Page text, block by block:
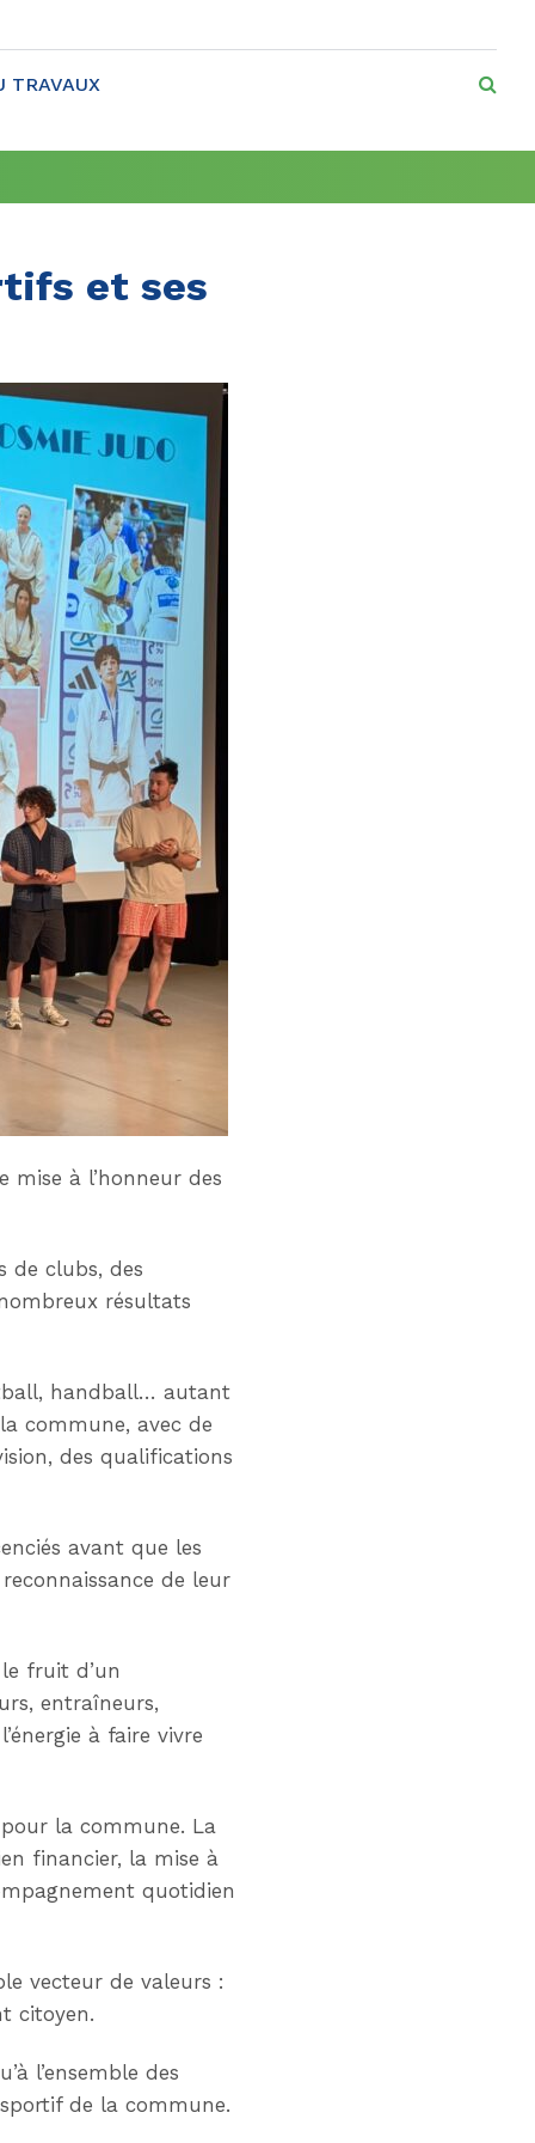
TRAVAUX
et ses
mise à l’honneur des
de clubs, des
résultats
handball… autant
commune, avec de
des qualifications
avant que les
de leur
fruit d’un
entraîneurs,
à faire vivre
la commune. La
financier, la mise à
quotidien
vecteur de valeurs :
citoyen.
l’ensemble des
de la commune.